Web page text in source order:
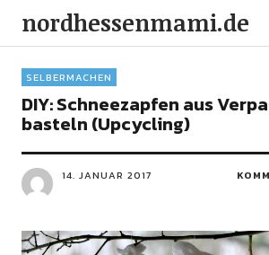
nordhessenmami.de
SELBERMACHEN
DIY: Schneezapfen aus
basteln (Upcycling)
14. JANUAR 2017